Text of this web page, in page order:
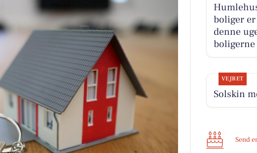
boliger
denne
boligerne
VEJRET
Solskin
Send